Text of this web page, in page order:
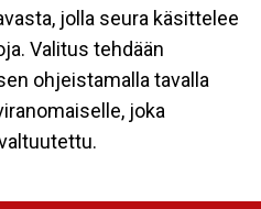
jolla seura käsittelee
Valitus tehdään
ohjeistamalla tavalla
joka